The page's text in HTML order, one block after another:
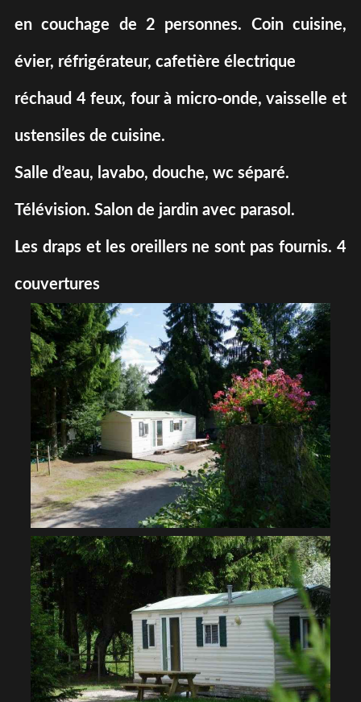
en couchage de 2 personnes. Coin cuisine,
évier, réfrigérateur, cafetière électrique
réchaud 4 feux, four à micro-onde, vaisselle et
ustensiles de cuisine.
Salle d’eau, lavabo, douche, wc séparé.
Télévision. Salon de jardin avec parasol.
Les draps et les oreillers ne sont pas fournis. 4
couvertures